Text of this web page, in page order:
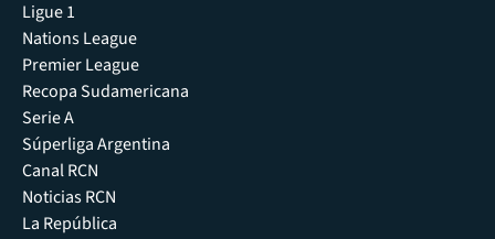
Ligue 1
Nations League
Premier League
Recopa Sudamericana
Serie A
Súperliga Argentina
Canal RCN
Noticias RCN
La República